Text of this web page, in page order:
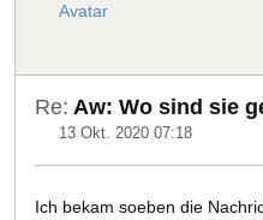
Re: Aw: Wo sind sie
13 Okt. 2020 07:18
Ich bekam soeben die